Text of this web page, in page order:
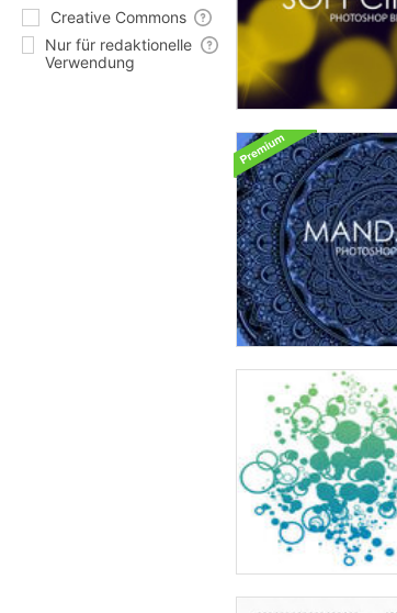
Creative Commons
Nur für redaktionelle
Verwendung